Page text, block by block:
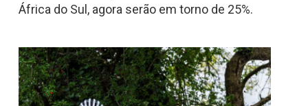
África do Sul, agora serão em torno de 25%.